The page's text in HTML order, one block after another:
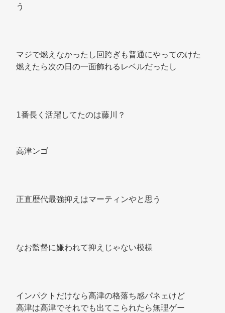
う
マジで燃えなかったし回跨ぎも普通にやってのけた
燃えたら次の日の一面飾れるレベルだったし
1番長く活躍してたのは藤川？
高津ンゴ
正直歴代最強抑えはマーティンやと思う
なお監督に嫌われて抑えじゃない模様
インパクトだけなら高津の格落ち感パネェけど
高津は高津でそれでも出てこられたら無理ゲー